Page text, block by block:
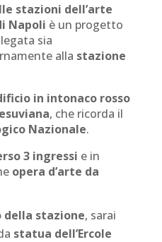
stazioni dell’arte
Napoli è un progetto
sia
alla stazione
in intonaco rosso
, che ricorda il
Nazionale.
3 ingressi e in
opera d’arte da
della stazione, sarai
statua dell’Ercole